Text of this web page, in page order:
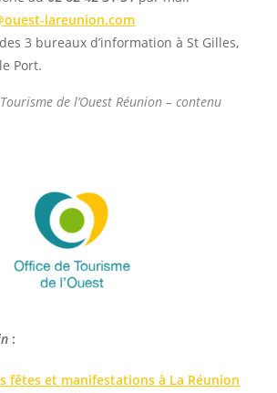
lareunion.com
3 bureaux d’information à St Gilles,
Port.
de l’Ouest Réunion – contenu
:
fêtes et manifestations à La Réunion